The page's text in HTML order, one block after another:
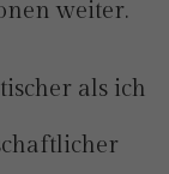
weiter.
als ich